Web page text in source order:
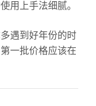
用上手法细腻。
遇到好年份的时
一批价格应该在